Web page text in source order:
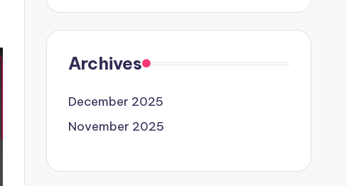
Archives
December 2025
November 2025